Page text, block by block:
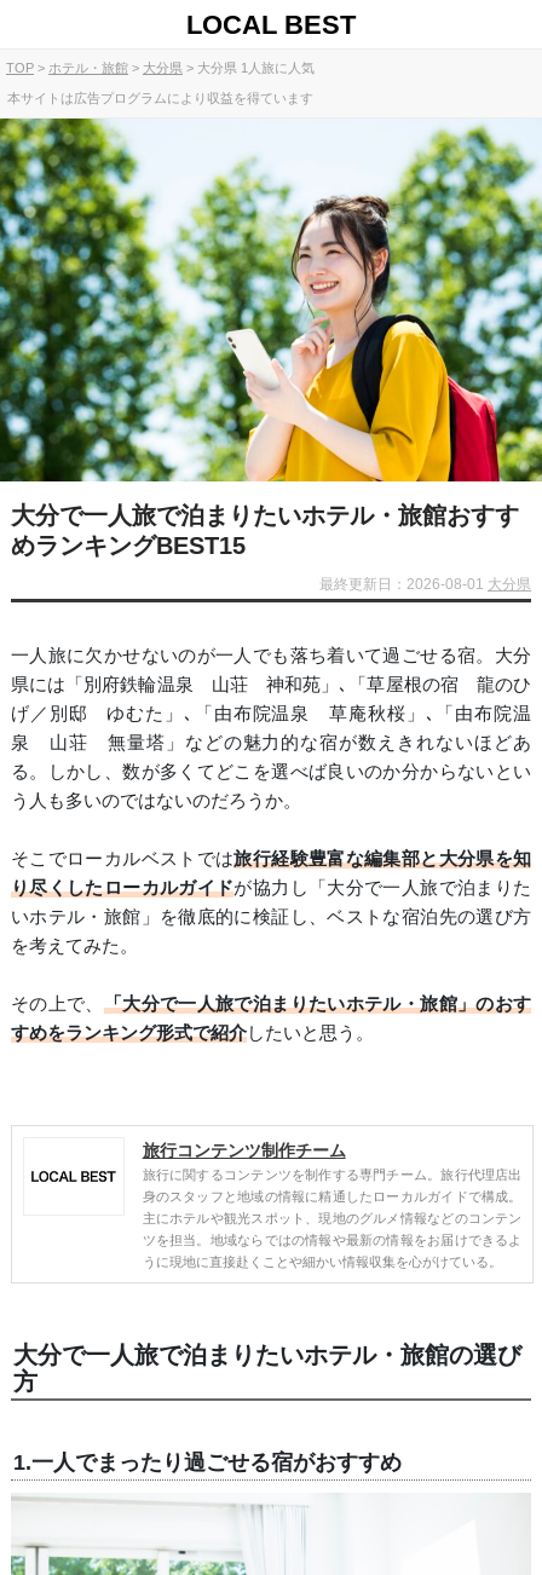
LOCAL BEST
TOP ホテル・旅館 大分県 大分県 1人旅に人気
本サイトは広告プログラムにより収益を得ています
大分で一人旅で泊まりたいホテル・旅館おすす
めランキングBEST15
最終更新日：2026-08-01 大分県
一人旅に欠かせないのが一人でも落ち着いて過ごせる宿。大分
県には「別府鉄輪温泉 山荘 神和苑」､「草屋根の宿 龍のひ
げ／別邸 ゆむた」､「由布院温泉 草庵秋桜」､「由布院温
泉 山荘 無量塔」などの魅力的な宿が数えきれないほどあ
る。しかし、数が多くてどこを選べば良いのか分からないとい
う人も多いのではないのだろうか。
そこでローカルベストでは旅行経験豊富な編集部と大分県を知
り尽くしたローカルガイドが協力し「大分で一人旅で泊まりた
いホテル・旅館」を徹底的に検証し、ベストな宿泊先の選び方
を考えてみた。
その上で、 「大分で一人旅で泊まりたいホテル・旅館」のおす
すめをランキング形式で紹介したいと思う。
旅行コンテンツ制作チーム
旅行に関するコンテンツを制作する専門チーム。旅行代理店出
身のスタッフと地域の情報に精通したローカルガイドで構成。
主にホテルや観光スポット、現地のグルメ情報などのコンテン
ツを担当。地域ならではの情報や最新の情報をお届けできるよ
うに現地に直接赴くことや細かい情報収集を心がけている。
大分で一人旅で泊まりたいホテル・旅館の選び
方
1.一人でまったり過ごせる宿がおすすめ